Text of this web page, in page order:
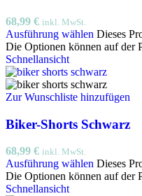
68,99 € inkl. MwSt.
Ausführung wählen Dieses
Die Optionen können auf der
Schnellansicht
Zur Wunschliste hinzufügen
Biker-Shorts Schwarz
68,99 € inkl. MwSt.
Ausführung wählen Dieses
Die Optionen können auf der
Schnellansicht